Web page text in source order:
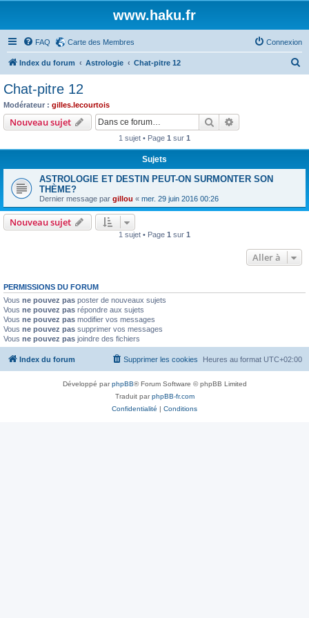
www.haku.fr
FAQ Carte des Membres Connexion
Index du forum Astrologie Chat-pitre 12
r
Chat-pitre 12
Modérateur : gilles.lecourtois
Nouveau sujet Rechercher
1 sujet • Page 1 sur 1
Sujets
ASTROLOGIE ET DESTIN PEUT-ON SURMONTER SON
THÈME?
Dernier message par gillou « mer. 29 juin 2016 00:26
Nouveau sujet
1 sujet • Page 1 sur 1
Aller à
PERMISSIONS DU FORUM
Vous ne pouvez pas poster de nouveaux sujets
Vous ne pouvez pas répondre aux sujets
Vous ne pouvez pas modifier vos messages
Vous ne pouvez pas supprimer vos messages
Vous ne pouvez pas joindre des fichiers
Index du forum Heures au format UTC+02:00
Supprimer les cookies
Développé parphpBB® Forum Software © phpBB Limited
Traduit parphpBB-fr.com
Confidentialité | Conditions